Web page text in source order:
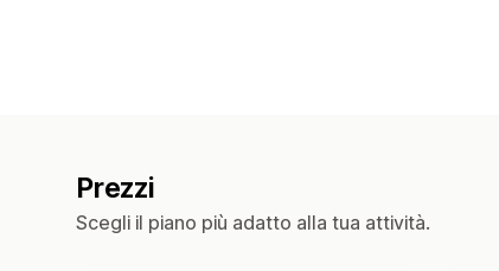
Prezzi
Scegli il piano più adatto alla tua attività.